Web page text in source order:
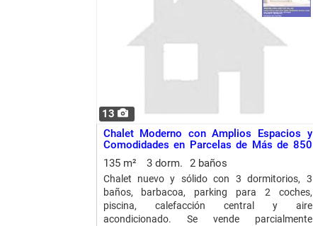
13
Chalet Moderno con Amplios Espacios y
Comodidades en Parcelas de Más de 850
m2
135 m² 3 dorm. 2 baños
Chalet nuevo y sólido con 3 dormitorios, 3
baños, barbacoa, parking para 2 coches,
piscina, calefacción central y aire
acondicionado. Se vende parcialmente